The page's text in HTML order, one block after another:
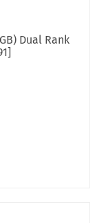
Dual Rank